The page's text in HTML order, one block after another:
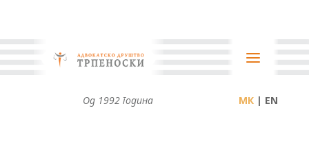
Од 1992 година | EN